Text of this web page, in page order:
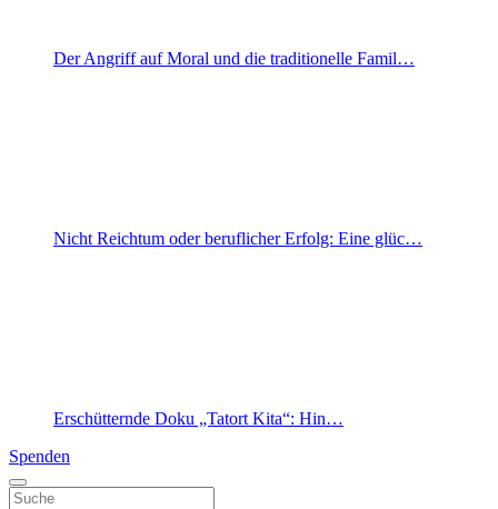
Der Angriff auf Moral und die traditionelle Famil…
Nicht Reichtum oder beruflicher Erfolg: Eine glüc…
Erschütternde Doku „Tatort Kita“: Hin…
Spenden